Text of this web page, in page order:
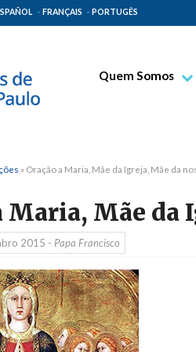
FRANÇAIS PORTUGÊS
Quem Somos
Lugares de
Governo Geral
Família Paulina
» Oração a Maria, Mãe da Igreja, Mãe da
Maria, Mãe da
2015 - Papa Francisco